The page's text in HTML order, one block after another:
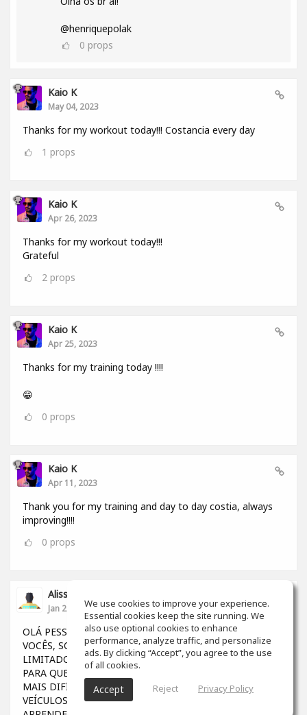
@henriquepolak
0 props
Kaio K
May 04, 2023
Thanks for my workout today!!! Costancia every day
1 props
Kaio K
Apr 26, 2023
Thanks for my workout today!!!
Grateful
2 props
Kaio K
Apr 25, 2023
Thanks for my training today !!!!
😁
0 props
Kaio K
Apr 11, 2023
Thank you for my training and day to day costia, always
improving!!!!
0 props
Alisson Felipe Fernandes
Jan 20, 2023
OLÁ PESSOAL GOSTARIA DE DIVIDIR UMA DÚVIDA COM
VOCÊS, SOU BRASILEIRO E OS ESTUDOS POR AQUI SÃO
LIMITADOS (Para quem não tem dinheiro), AINDA MAIS
PARA QUEM VIVE NA MARGEM DA SOCIEDADE, FICA
MAIS DIFÍCIL TER OPORTUNIDADES. GRAÇAS A OS
VEÍCULOS DE COMUNICAÇÃO, CONSEGUIMOS
We use cookies to improve your experience.
Essential cookies keep the site running. We
also use optional cookies to enhance
performance, analyze traffic, and personalize
ads. By clicking “Accept”, you agree to the use
of all cookies.
Accept Reject Privacy Policy